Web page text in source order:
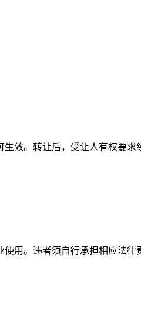
效。转让后，受让人有权要求
用。违者须自行承担相应法律